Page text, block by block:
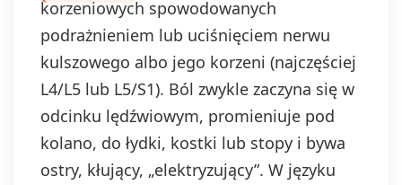
korzeniowych spowodowanych
podrażnieniem lub uciśnięciem nerwu
kulszowego albo jego korzeni (najczęściej
L4/L5 lub L5/S1). Ból zwykle zaczyna się w
odcinku lędźwiowym, promieniuje pod
kolano, do łydki, kostki lub stopy i bywa
ostry, kłujący, „elektryzujący”. W języku